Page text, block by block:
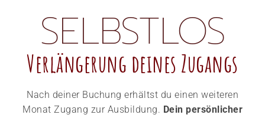
SELBSTLOS
Verlängerung deines Zugangs
Nach deiner Buchung erhältst du einen weiteren
Monat Zugang zur Ausbildung. Dein persönlicher